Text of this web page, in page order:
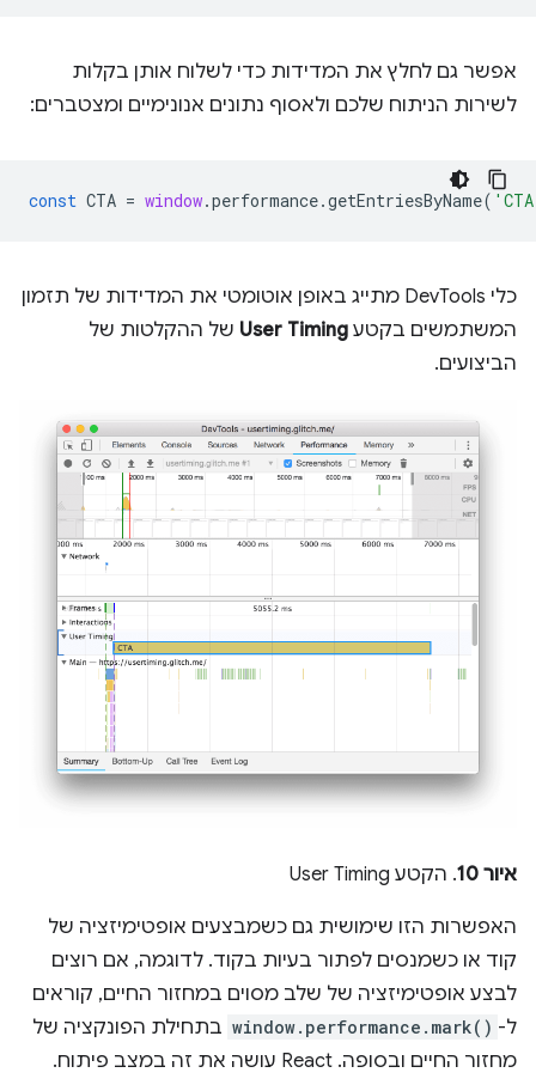
אפשר גם לחלץ את המדידות כדי לשלוח אותן בקלות
לשירות הניתוח שלכם ולאסוף נתונים אנונימיים ומצטברים:
const CTA = window.performance.getEntriesByName(
כלי DevTools מתייג באופן אוטומטי את המדידות של תזמון
המשתמשים בקטע User Timing של ההקלטות של
הביצועים.
איור 10 . הקטע User Timing
האפשרות הזו שימושית גם כשמבצעים אופטימיזציה של
קוד או כשמנסים לפתור בעיות בקוד. לדוגמה, אם רוצים
לבצע אופטימיזציה של שלב מסוים במחזור החיים, קוראים
ל- window.performance.mark() בתחילת הפונקציה של
מחזור החיים ובסופה. ‫React עושה את זה במצב פיתוח.